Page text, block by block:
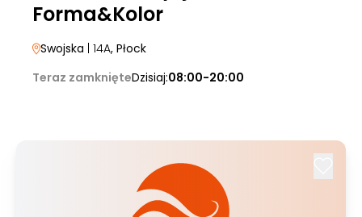
Forma&Kolor
Swojska | 14A, Płock
Teraz zamknięteDzisiaj:08:00-20:00